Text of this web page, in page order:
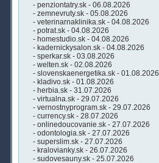
- penziontatry.sk - 06.08.2026
- zemnevruty.sk - 05.08.2026
- veterinarnaklinika.sk - 04.08.2026
- potrat.sk - 04.08.2026
- homestudio.sk - 04.08.2026
- kadernickysalon.sk - 04.08.2026
- sperkar.sk - 03.08.2026
- welten.sk - 02.08.2026
- slovenskaenergetika.sk - 01.08.2026
- kladivo.sk - 01.08.2026
- herbia.sk - 31.07.2026
- virtualna.sk - 29.07.2026
- vernostnyprogram.sk - 29.07.2026
- currency.sk - 28.07.2026
- onlinedoucovanie.sk - 27.07.2026
- odontologia.sk - 27.07.2026
- superslim.sk - 27.07.2026
- kralovianky.sk - 26.07.2026
- sudovesauny.sk - 25.07.2026